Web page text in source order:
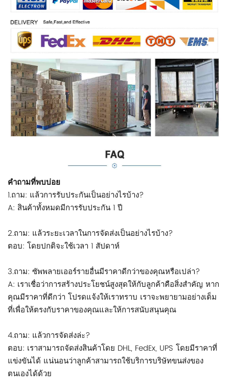
คำถามที่พบบ่อย
1.ถาม: แล้วการรับประกันเป็นอย่างไรบ้าง?
A: สินค้าทั้งหมดมีการรับประกัน 1 ปี
2.ถาม: แล้วระยะเวลาในการจัดส่งเป็นอย่างไรบ้าง?
ตอบ: โดยปกติจะใช้เวลา 1 สัปดาห์
3.ถาม: ซัพพลายเออร์รายอื่นมีราคาดีกว่าของคุณหรือเปล่า?
A: เราเชื่อว่าการสร้างประโยชน์สูงสุดให้กับลูกค้าคือสิ่งสำคัญ หาก
คุณมีราคาที่ดีกว่า โปรดแจ้งให้เราทราบ เราจะพยายามอย่างเต็ม
ที่เพื่อให้ตรงกับราคาของคุณและให้การสนับสนุนคุณ
4.ถาม: แล้วการจัดส่งล่ะ?
ตอบ: เราสามารถจัดส่งสินค้าโดย DHL, FedEx, UPS โดยมีราคาที่
แข่งขันได้ แน่นอนว่าลูกค้าสามารถใช้บริการบริษัทขนส่งของ
ตนเองได้ด้วย